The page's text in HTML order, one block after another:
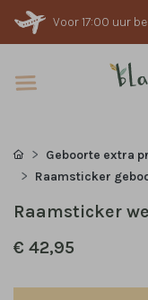
Voor 17:00 uur
Geboorte extra
Raamsticker
Raamsticker
€ 42,95